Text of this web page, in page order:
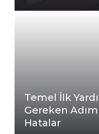
Temel İlk
Gereken
Hatalar